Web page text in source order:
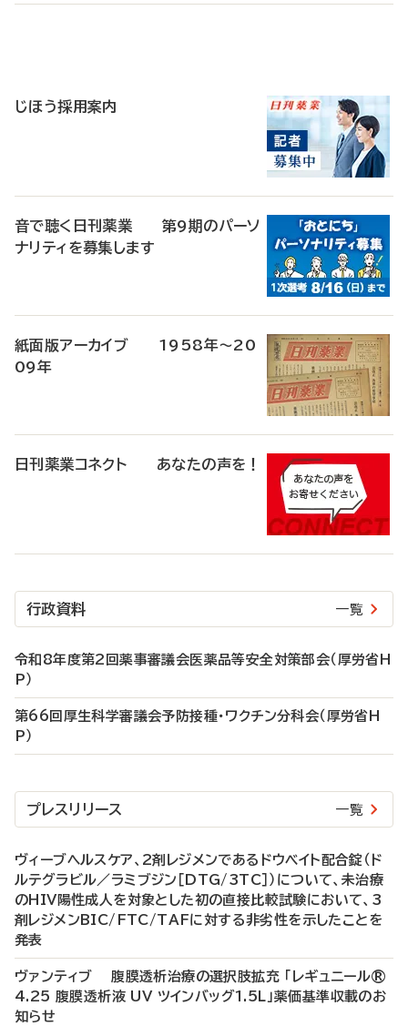
じほう採用案内
音で聴く日刊薬業 第9期のパーソ
ナリティを募集します
紙面版アーカイブ 1958年～20
09年
日刊薬業コネクト あなたの声を！
行政資料 一覧
令和8年度第2回薬事審議会医薬品等安全対策部会（厚労省H
P）
第66回厚生科学審議会予防接種・ワクチン分科会（厚労省H
P）
プレスリリース 一覧
ヴィーブヘルスケア、2剤レジメンであるドウベイト配合錠（ド
ルテグラビル／ラミブジン［DTG/3TC］）について、未治療
のHIV陽性成人を対象とした初の直接比較試験において、3
剤レジメンBIC/FTC/TAFに対する非劣性を示したことを
発表
ヴァンティブ 腹膜透析治療の選択肢拡充 「レギュニール®
4.25 腹膜透析液 UV ツインバッグ1.5L」薬価基準収載のお
知らせ